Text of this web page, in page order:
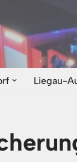
Liegau-